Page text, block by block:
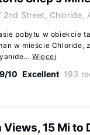
2nd Street, Chloride,
pobytu w obiekcie
w mieście Chloride,
Więcej
9/10 Excellent 193
Views, 15 Mi to